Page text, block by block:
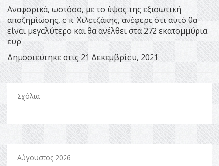
Αναφορικά, ωστόσο, με το ύψος της εξισωτική
αποζημίωσης, ο κ. Χιλετζάκης, ανέφερε ότι αυτό θα
είναι μεγαλύτερο και θα ανέλθει στα 272 εκατομμύρια
ευρ
Δημοσιεύτηκε στις 21 Δεκεμβρίου, 2021
Σχόλια
Αύγουστος 2026